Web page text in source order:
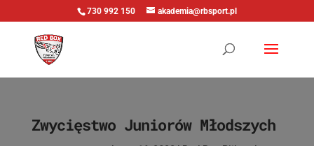
730 992 150 akademia@rbsport.pl
Zwycięstwo Juniorów Młodszych